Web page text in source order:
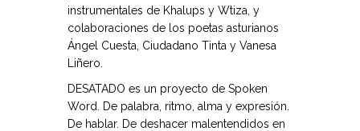
instrumentales de Khalups y Wtiza, y
colaboraciones de los poetas asturianos
Ángel Cuesta, Ciudadano Tinta y Vanesa
Liñero.
DESATADO es un proyecto de Spoken
Word. De palabra, ritmo, alma y expresión.
De hablar. De deshacer malentendidos en